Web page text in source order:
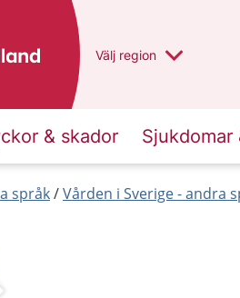
Du har valt region
Välj en annan
region
& skador Sjukdomar
språk Vården i Sverige - andra